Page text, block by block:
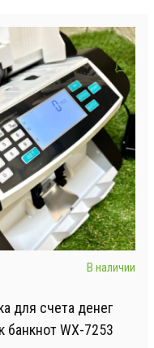
В наличии
для счета денег
Счетчик банкнот WX-7253